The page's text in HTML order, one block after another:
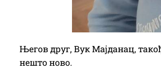
Његов друг, Вук Мајданац,
нешто ново.